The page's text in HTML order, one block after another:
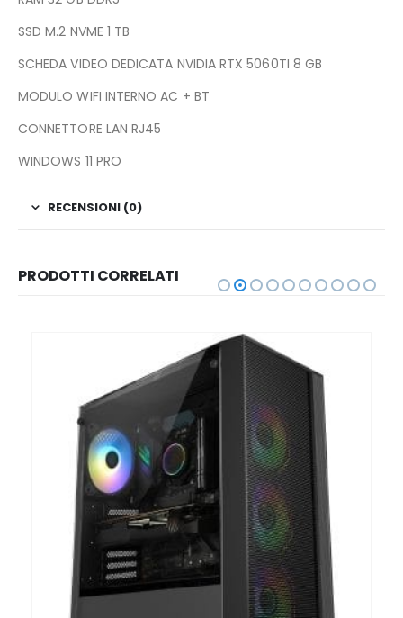
SSD M.2 NVME 1 TB
SCHEDA VIDEO DEDICATA NVIDIA RTX 5060TI 8 GB
MODULO WIFI INTERNO AC + BT
CONNETTORE LAN RJ45
WINDOWS 11 PRO
RECENSIONI (0)
PRODOTTI CORRELATI